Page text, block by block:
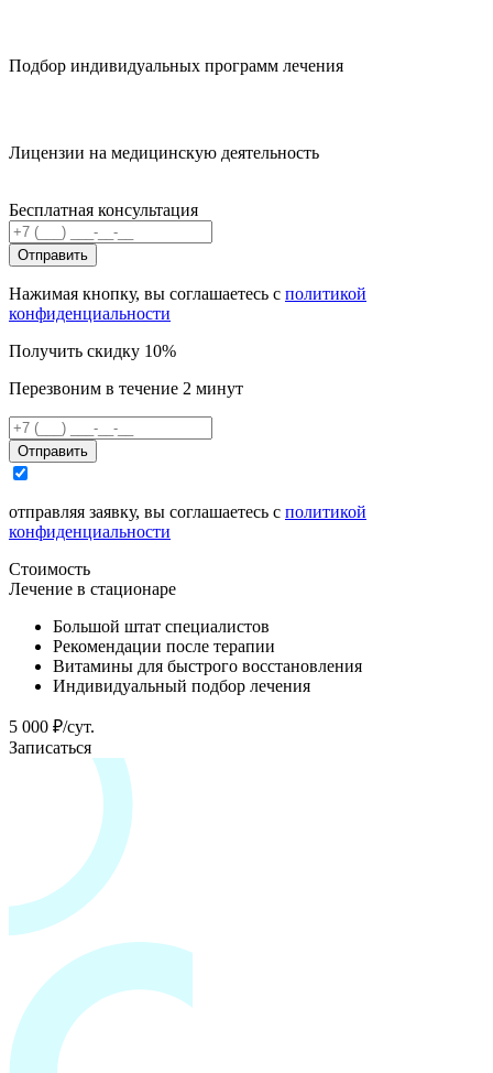
Подбор индивидуальных программ лечения
Лицензии на медицинскую деятельность
Бесплатная консультация
Отправить
Нажимая кнопку, вы соглашаетесь с политикой
конфиденциальности
Получить скидку 10%
Перезвоним в течение 2 минут
Отправить
отправляя заявку, вы соглашаетесь с политикой
конфиденциальности
Стоимость
Лечение в стационаре
Большой штат специалистов
Рекомендации после терапии
Витамины для быстрого восстановления
Индивидуальный подбор лечения
5 000 ₽/сут.
Записаться